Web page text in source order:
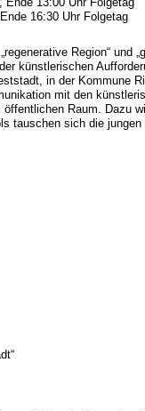
Ende 13:00 Uhr Folgetag
16:30 Uhr Folgetag
Region“ und
künstlerischen
in der Kommune
mit den
Raum. Dazu
tauschen sich die